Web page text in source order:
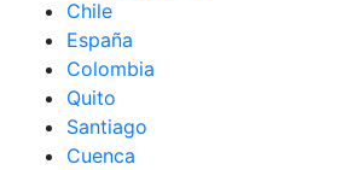
Chile
España
Colombia
Quito
Santiago
Cuenca